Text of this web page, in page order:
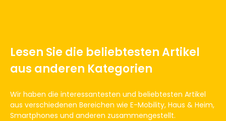
Lesen Sie die beliebtesten Artikel
aus anderen Kategorien
Wir haben die interessantesten und beliebtesten Artikel
aus verschiedenen Bereichen wie E-Mobility, Haus & Heim,
Smartphones und anderen zusammengestellt.